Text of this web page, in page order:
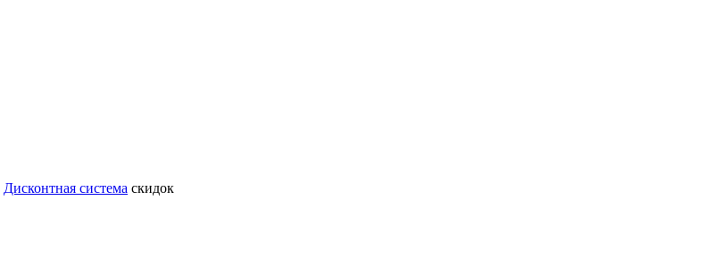
Дисконтная система скидок